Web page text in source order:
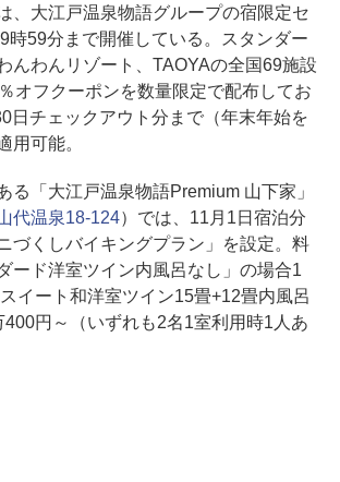
、大江戸温泉物語グループの宿限定セ
時59分まで開催している。スタンダー
んわんリゾート、TAOYAの全国69施設
オフクーポンを数量限定で配布してお
日チェックアウト分まで（年末年始を
用可能。
「大江戸温泉物語Premium 山下家」
代温泉18-124）では、11月1日宿泊分
づくしバイキングプラン」を設定。料
ード洋室ツイン内風呂なし」の場合1
イート和洋室ツイン15畳+12畳内風呂
400円～（いずれも2名1室利用時1人あ